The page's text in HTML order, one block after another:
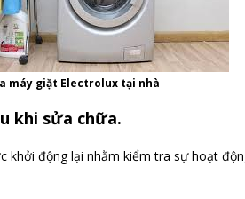
máy giặt Electrolux tại nhà
khi sửa chữa.
khởi động lại nhằm kiểm tra sự hoạt